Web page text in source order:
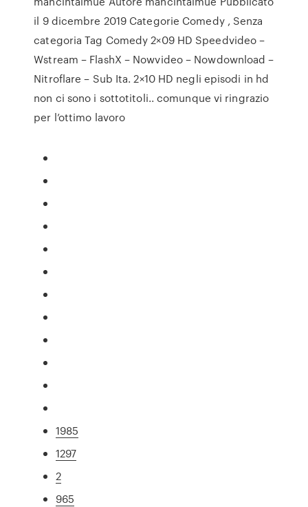
il 9 dicembre 2019 Categorie Comedy , Senza
categoria Tag Comedy 2×09 HD Speedvideo –
Wstream – FlashX – Nowvideo – Nowdownload –
Nitroflare – Sub Ita. 2×10 HD negli episodi in hd
non ci sono i sottotitoli.. comunque vi ringrazio
per l’ottimo lavoro
1985
1297
2
965